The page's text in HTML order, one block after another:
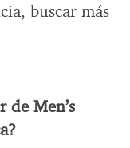
buscar más
de Men’s